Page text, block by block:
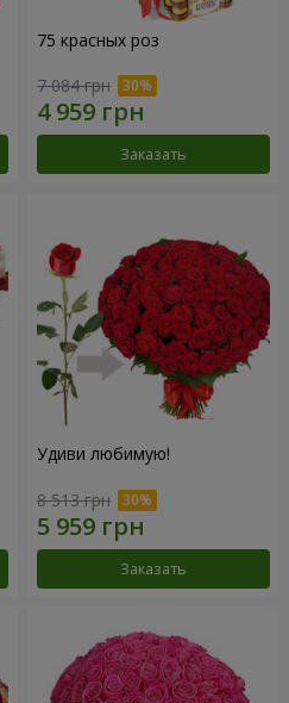
75 красных роз
7 084 грн
Заказать
Удиви любимую!
8 513 грн
Заказать